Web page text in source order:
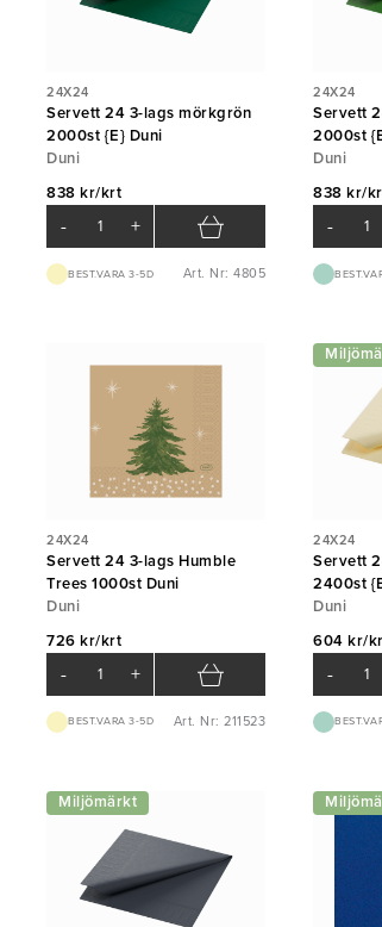
24X24
Servett 24 3-lags mörkgrön
2000st {E} Duni
Duni
838 kr/krt
- +
BEST.VARA 3-5D Art. Nr: 4805
24X24
Servett
2000st
Duni
838 kr/
-
24X24
Servett 24 3-lags Humble
Trees 1000st Duni
Duni
726 kr/krt
- +
BEST.VARA 3-5D Art. Nr: 211523
24X24
Servett
2400st
Duni
604 kr/
-
Miljömärkt